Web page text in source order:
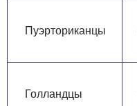
Пуэрториканцы
Голландцы